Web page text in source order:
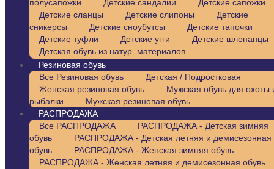
полусапожки
Детские сандалии
Детские сапожки
Детские сланцы
Детские слипоны
Детские
сникерсы
Детские сноубутсы
Детские тапочки
Детские туфли
Детские угги
Детские шлепанцы
Детская обувь из натур. материалов
Резиновая обувь
Все Резиновая обувь
Детская / Подростковая
Женская резиновая обувь
Мужская обувь для охоты
рыбалки
Мужская резиновая обувь
РАСПРОДАЖА
Все РАСПРОДАЖА
РАСПРОДАЖА - Детская зимняя
обувь
РАСПРОДАЖА - Детская летняя и демисезонная
обувь
РАСПРОДАЖА - Женская зимняя обувь
РАСПРОДАЖА - Женская летняя и демисезонная обувь